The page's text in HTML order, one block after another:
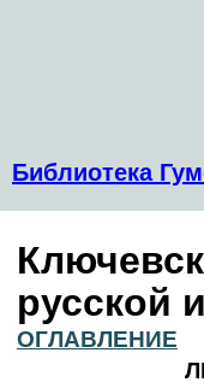
Библиотека
русской
ОГЛАВЛЕНИЕ